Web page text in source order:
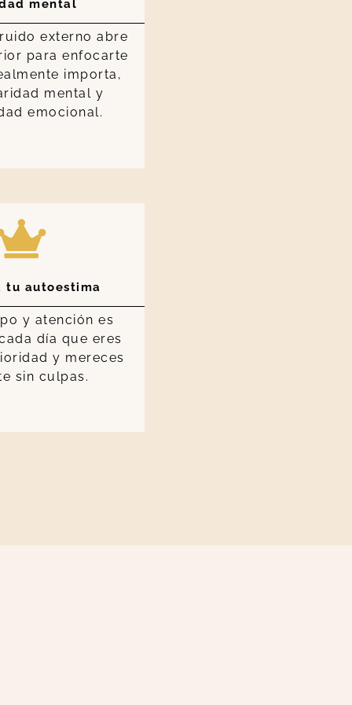
mental
externo abre
para enfocarte
importa,
mental y
emocional.
tu autoestima
y atención es
día que eres
y mereces
sin culpas.